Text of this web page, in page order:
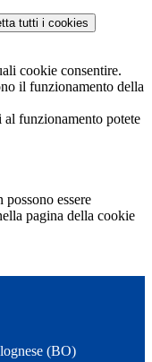
tutti i cookies
cookie consentire.
il funzionamento della
al funzionamento potete
essere
pagina della cookie
(BO)